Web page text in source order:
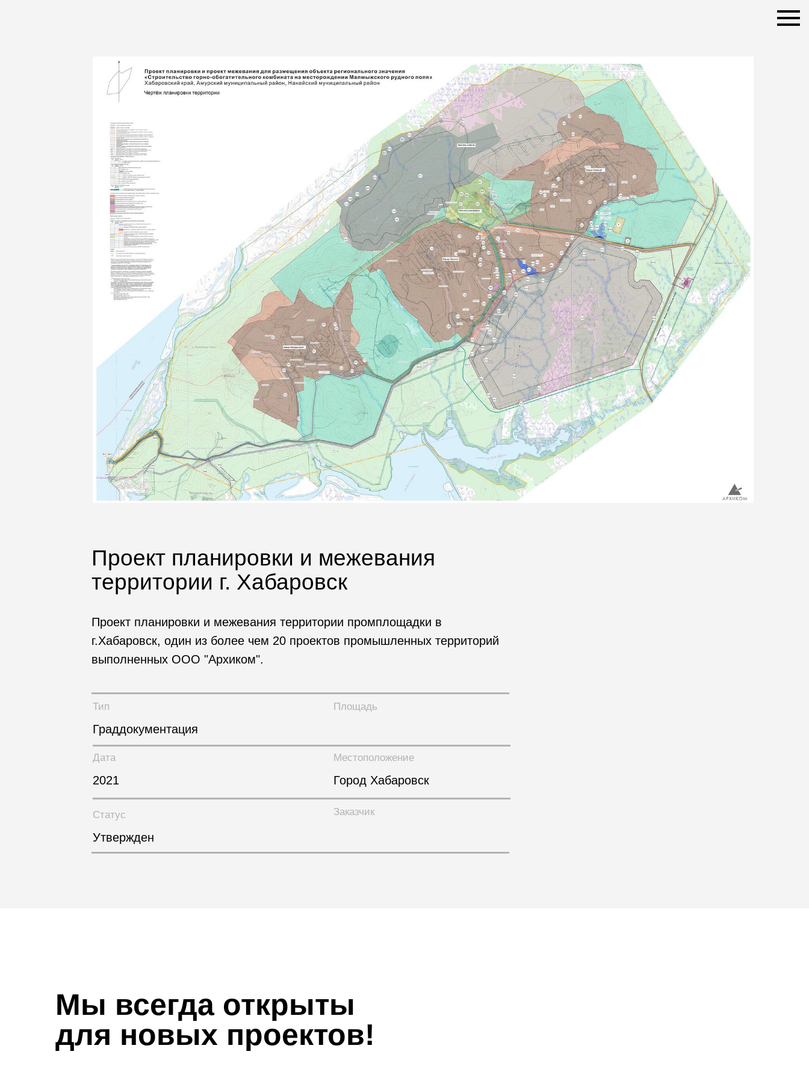
Проект планировки и межевания
территории г. Хабаровск
Проект планировки и межевания территории промплощадки в
г.Хабаровск, один из более чем 20 проектов промышленных территорий
выполненных ООО "Архиком".
Тип Площадь
Граддокументация
Дата Местоположение
2021 Город Хабаровск
Статус
Утвержден
Заказчик
Мы всегда открыты
для новых проектов!